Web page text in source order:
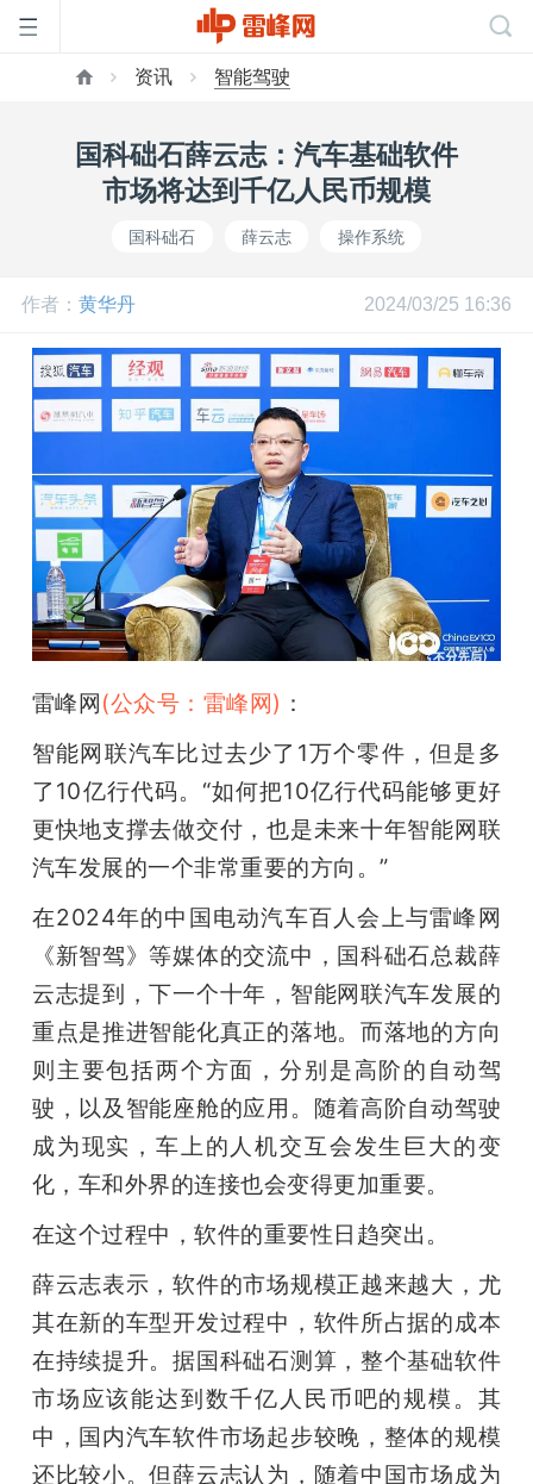
峰
网
开
课
动
中
GAIR
专
题
爱
搞
机
资讯 智能驾驶
国科础石薛云志：汽车基础软件
市场将达到千亿人民币规模
国科础石 薛云志 操作系统
作者： 黄华丹 2024/03/25 16:36
雷峰网(公众号：雷峰网) ：
智能网联汽车比过去少了1万个零件，但是多
了10亿行代码。“如何把10亿行代码能够更好
更快地支撑去做交付，也是未来十年智能网联
汽车发展的一个非常重要的方向。”
在2024年的中国电动汽车百人会上与雷峰网
《新智驾》等媒体的交流中，国科础石总裁薛
云志提到，下一个十年，智能网联汽车发展的
重点是推进智能化真正的落地。而落地的方向
则主要包括两个方面，分别是高阶的自动驾
驶，以及智能座舱的应用。随着高阶自动驾驶
成为现实，车上的人机交互会发生巨大的变
化，车和外界的连接也会变得更加重要。
在这个过程中，软件的重要性日趋突出。
薛云志表示，软件的市场规模正越来越大，尤
其在新的车型开发过程中，软件所占据的成本
在持续提升。据国科础石测算，整个基础软件
市场应该能达到数千亿人民币吧的规模。其
中，国内汽车软件市场起步较晚，整体的规模
还比较小。但薛云志认为，随着中国市场成为